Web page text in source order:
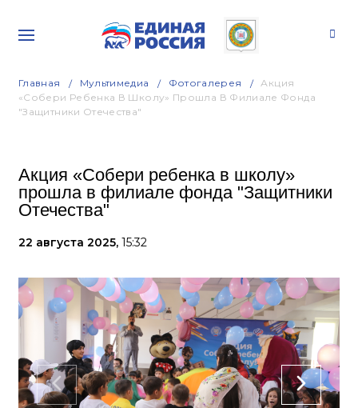
Главная Мультимедиа Фотогалерея
Акция
«Собери Ребенка В Школу» Прошла В Филиале Фонда
"Защитники Отечества"
Акция «Собери ребенка в школу»
прошла в филиале фонда "Защитники
Отечества"
22 августа 2025, 15:32